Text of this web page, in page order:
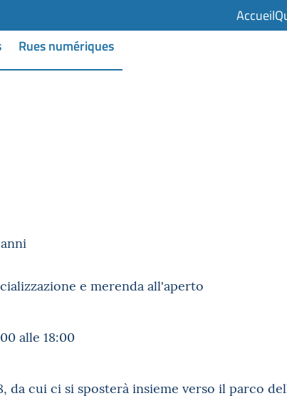
Accueil
Rues numériques
e merenda all'aperto
alle 18:00
da cui ci si sposterà insieme verso il parco